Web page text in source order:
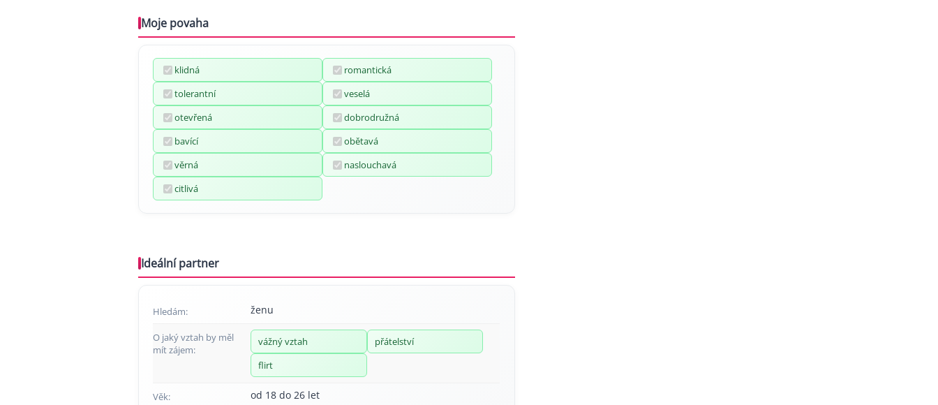
Moje povaha
klidná
romantická
tolerantní
veselá
otevřená
dobrodružná
bavící
obětavá
věrná
naslouchavá
citlivá
Ideální partner
Hledám: ženu
O jaký vztah by měl
mít zájem:
vážný vztah
přátelství
flirt
Věk: od 18 do 26 let